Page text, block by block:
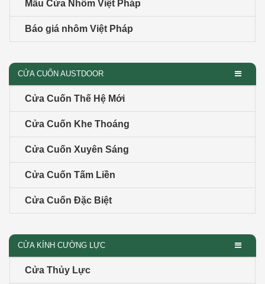
Mẫu Cửa Nhôm Việt Pháp
Báo giá nhôm Việt Pháp
CỬA CUỐN AUSTDOOR
Cửa Cuốn Thế Hệ Mới
Cửa Cuốn Khe Thoáng
Cửa Cuốn Xuyên Sáng
Cửa Cuốn Tấm Liền
Cửa Cuốn Đặc Biệt
CỬA KÍNH CƯỜNG LỰC
Cửa Thủy Lực